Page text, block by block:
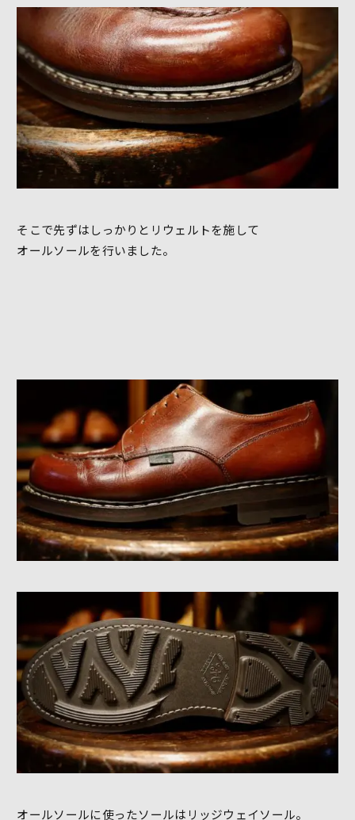
そこで先ずはしっかりとリウェルトを施して
オールソールを行いました。
オールソールに使ったソールはリッジウェイソール。